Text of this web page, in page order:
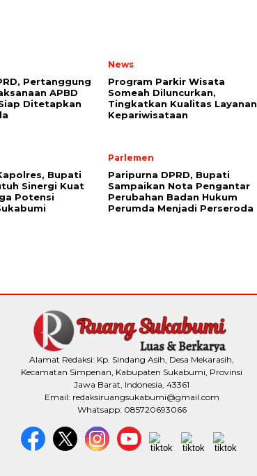
Pertanggung
APBD
Ditetapkan
News
Program Parkir Wisata
Someah Diluncurkan,
Tingkatkan Kualitas Layanan
Kepariwisataan
Bupati
Sinergi Kuat
Potensi
Parlemen
Paripurna DPRD, Bupati
Sampaikan Nota Pengantar
Perubahan Badan Hukum
Perumda Menjadi Perseroda
Alamat Redaksi: Kp. Sindang Asih, Desa Mekarasih,
Kecamatan Simpenan, Kabupaten Sukabumi, Provinsi
Jawa Barat, Indonesia, 43361
Email: redaksiruangsukabumi@gmail.com
Whatsapp: 085720693066